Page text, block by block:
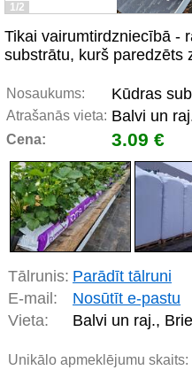
1/2
Tikai vairumtirdzniecībā -
substrātu, kurš paredzēts
Nosaukums: Kūdras
Atrašanās vieta: Balvi un
Cena: 3.09 €
Tālrunis: Parādīt tālruni
E-mail:
Nosūtīt e-pastu
Vieta:
Balvi un raj.,
Unikālo apmeklējumu skaits: